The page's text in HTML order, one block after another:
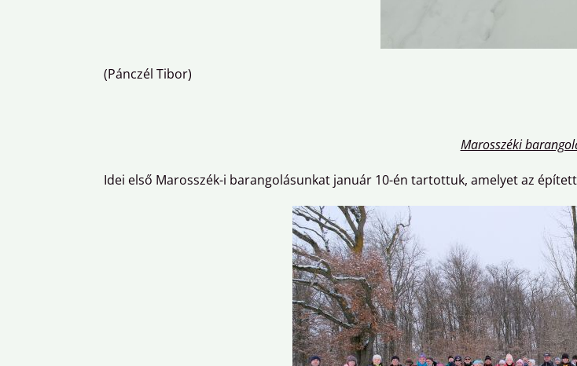
(Pánczél Tibor)
Marosszéki
Idei első Marosszék-i barangolásunkat január 10-én tartottuk, amelyet az